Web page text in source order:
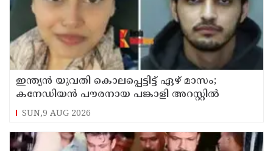
ഇന്ത്യന്‍ യുവതി കൊലപ്പെട്ടിട്ട് ഏഴ് മാസം;
കനേഡിയന്‍ പൗരനായ പങ്കാളി അറസ്റ്റില്‍
SUN,9 AUG 2026